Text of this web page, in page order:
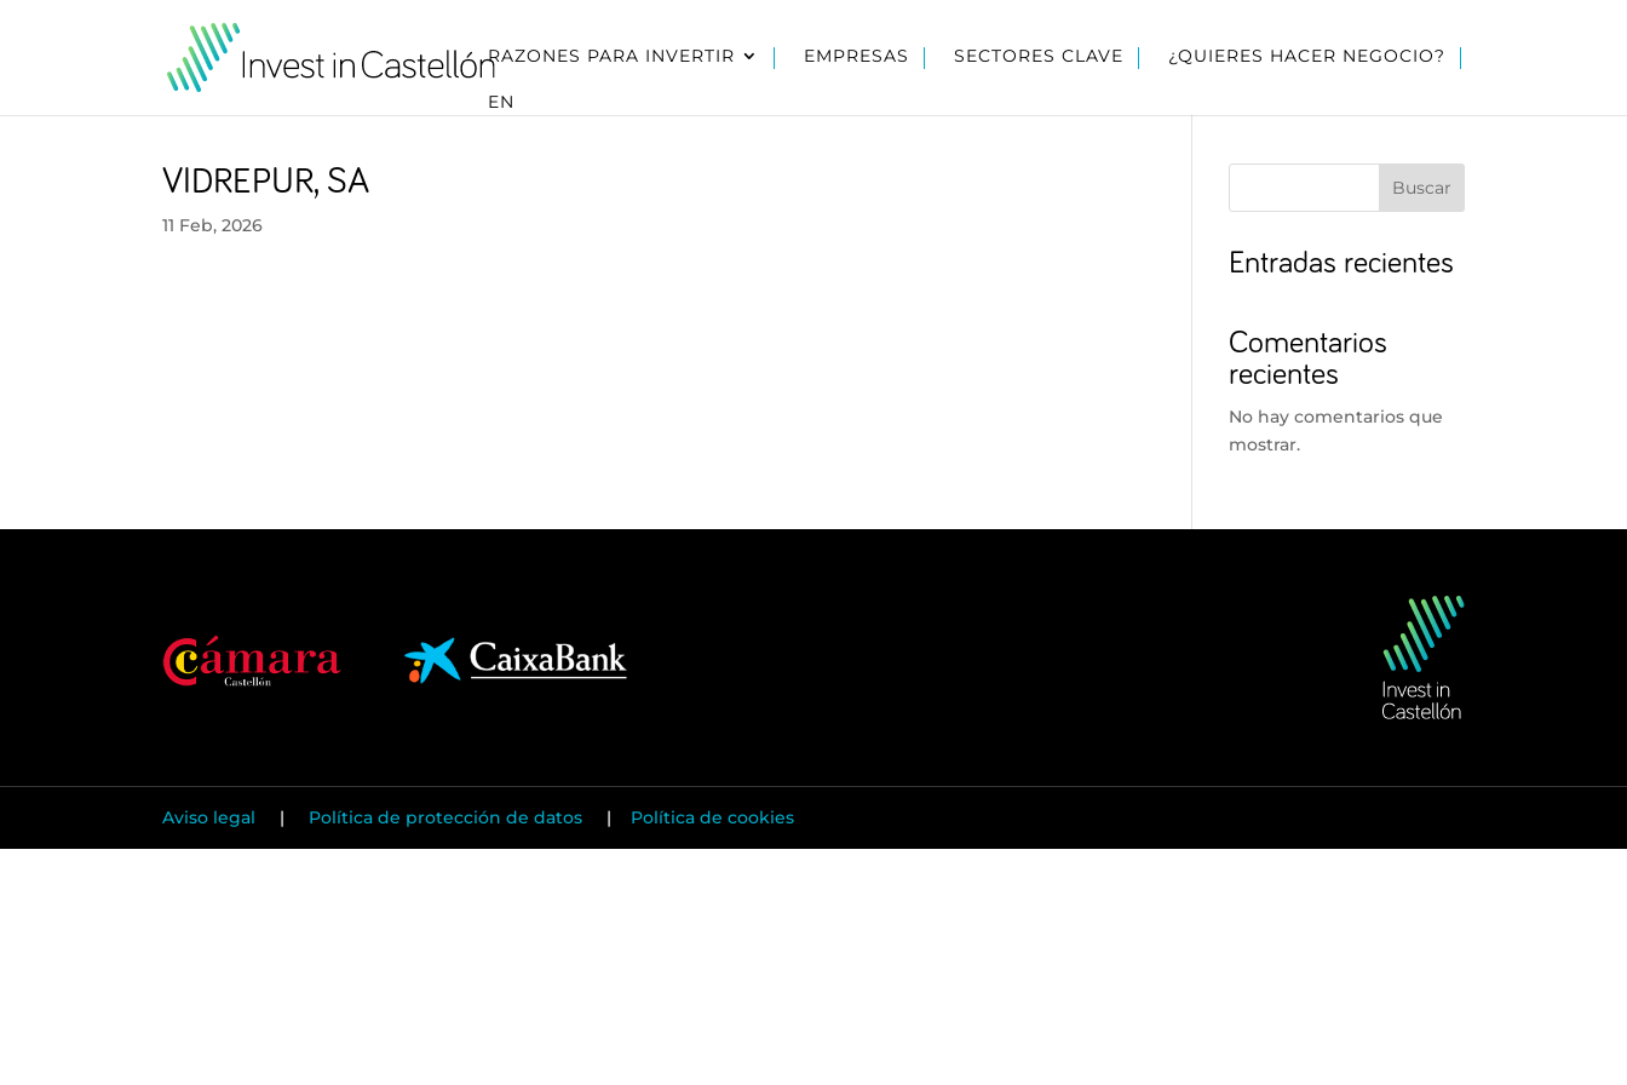
RAZONES PARA INVERTIR EMPRESAS SECTORES CLAVE ¿QUIERES HACER NEGOCIO?
EN
VIDREPUR, SA
11 Feb, 2026
Buscar
Entradas recientes
Comentarios
recientes
No hay comentarios que
mostrar.
Aviso legal | Política de protección de datos | Política de cookies